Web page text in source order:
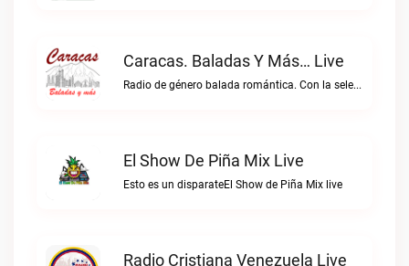
Caracas. Baladas Y Más… Live
Radio de género balada romántica. Con la selección musical que nos gusta...Caracas. Baladas y más… live
El Show De Piña Mix Live
Esto es un disparateEl Show de Piña Mix live
Radio Cristiana Venezuela Live